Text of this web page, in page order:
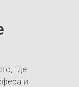
где
и